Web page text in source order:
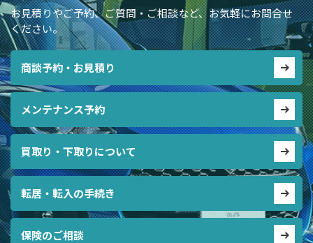
お見積りやご予約、ご質問・ご相談など、お気軽にお問合せ
ください。
商談予約・お見積り
メンテナンス予約
買取り・下取りについて
転居・転入の手続き
保険のご相談